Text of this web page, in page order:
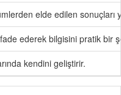
elde edilen
ederek bilgisini pratik bir
kendini geliştirir.